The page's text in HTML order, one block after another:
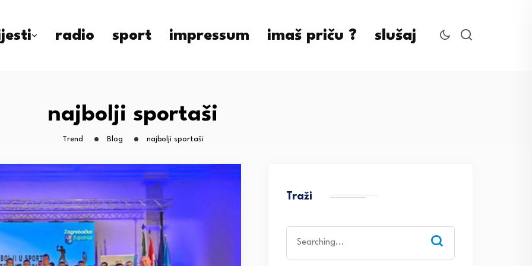
radio sport impressum imaš priču ? slušaj
najbolji sportaši
Trend Blog najbolji sportaši
Traži
for: